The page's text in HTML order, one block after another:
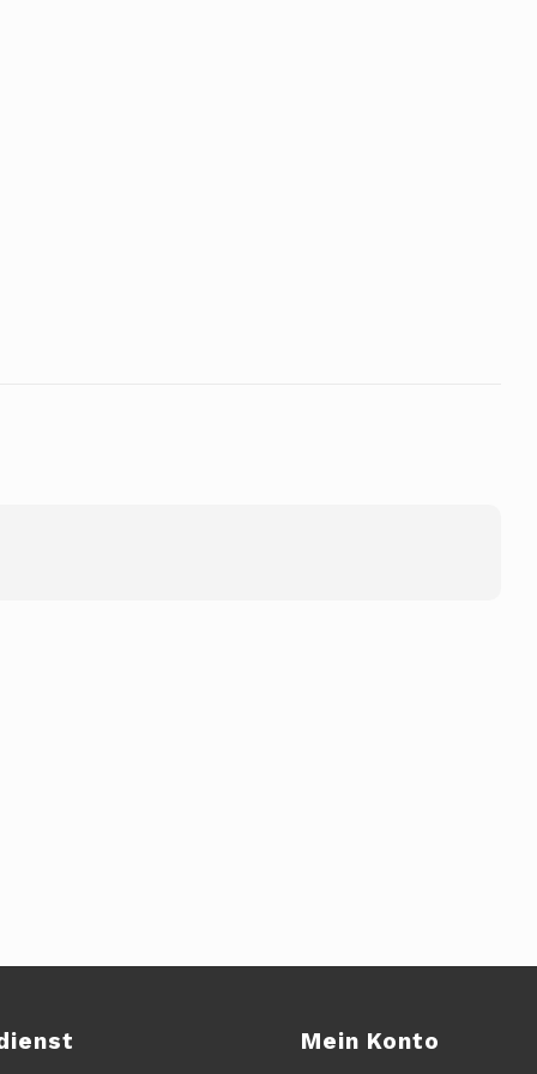
Mein Konto